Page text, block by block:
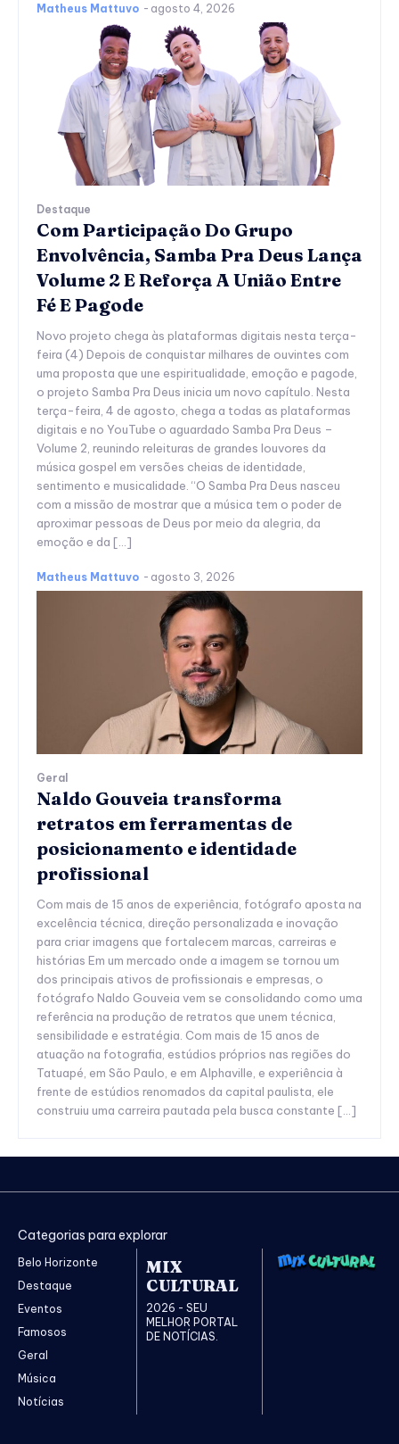
Matheus Mattuvo - agosto 4, 2026
Destaque
Com Participação Do Grupo
Envolvência, Samba Pra Deus Lança
Volume 2 E Reforça A União Entre
Fé E Pagode
Novo projeto chega às plataformas digitais nesta terça-
feira (4) Depois de conquistar milhares de ouvintes com
uma proposta que une espiritualidade, emoção e pagode,
o projeto Samba Pra Deus inicia um novo capítulo. Nesta
terça-feira, 4 de agosto, chega a todas as plataformas
digitais e no YouTube o aguardado Samba Pra Deus –
Volume 2, reunindo releituras de grandes louvores da
música gospel em versões cheias de identidade,
sentimento e musicalidade. “O Samba Pra Deus nasceu
com a missão de mostrar que a música tem o poder de
aproximar pessoas de Deus por meio da alegria, da
emoção e da […]
Matheus Mattuvo - agosto 3, 2026
Geral
Naldo Gouveia transforma
retratos em ferramentas de
posicionamento e identidade
profissional
Com mais de 15 anos de experiência, fotógrafo aposta na
excelência técnica, direção personalizada e inovação
para criar imagens que fortalecem marcas, carreiras e
histórias Em um mercado onde a imagem se tornou um
dos principais ativos de profissionais e empresas, o
fotógrafo Naldo Gouveia vem se consolidando como uma
referência na produção de retratos que unem técnica,
sensibilidade e estratégia. Com mais de 15 anos de
atuação na fotografia, estúdios próprios nas regiões do
Tatuapé, em São Paulo, e em Alphaville, e experiência à
frente de estúdios renomados da capital paulista, ele
construiu uma carreira pautada pela busca constante […]
Categorias para explorar
Belo Horizonte
Destaque
Eventos
Famosos
Geral
Música
Notícias
MIX
CULTURAL
2026 - SEU
MELHOR PORTAL
DE NOTÍCIAS.